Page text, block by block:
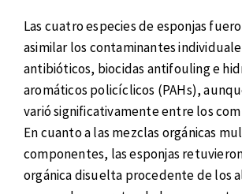
Las cuatro especies de esponjas
asimilar los contaminantes
antibióticos, biocidas antifouling e
aromáticos policíclicos (PAHs),
varió significativamente entre los
En cuanto a las mezclas orgánicas
componentes, las esponjas
orgánica disuelta procedente de los